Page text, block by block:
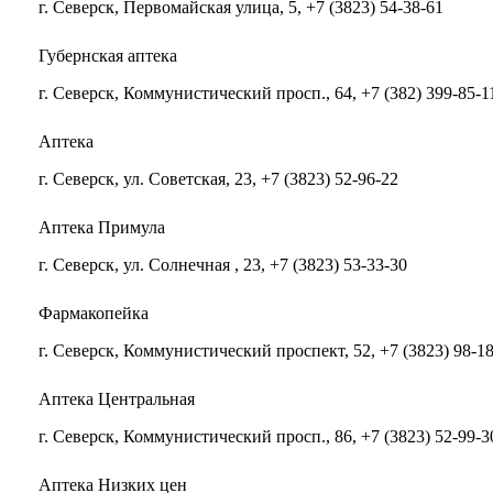
г. Северск, Первомайская улица, 5, +7 (3823) 54-38-61
Губернская аптека
г. Северск, Коммунистический просп., 64, +7 (382) 399-85-11
Аптека
г. Северск, ул. Советская, 23, +7 (3823) 52-96-22
Аптека Примула
г. Северск, ул. Солнечная , 23, +7 (3823) 53-33-30
Фармакопейка
г. Северск, Коммунистический проспект, 52, +7 (3823) 98-
Аптека Центральная
г. Северск, Коммунистический просп., 86, +7 (3823) 52-99-
Аптека Низких цен